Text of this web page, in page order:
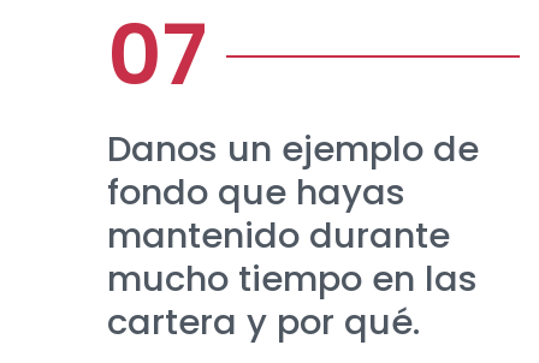
Danos un ejemplo de
fondo que hayas
mantenido durante
mucho tiempo en las
cartera y por qué.